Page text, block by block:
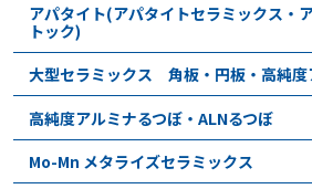
アパタイト(アパタイトセラミックス・
トック)
大型セラミックス 角板・円板・高純度
高純度アルミナるつぼ・ALNるつぼ
Mo-Mn メタライズセラミックス